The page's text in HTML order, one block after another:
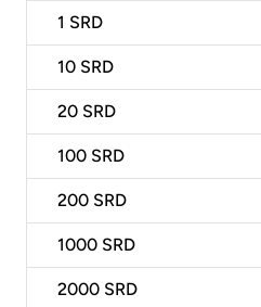
1 SRD
10 SRD
20 SRD
100 SRD
200 SRD
1000 SRD
2000 SRD